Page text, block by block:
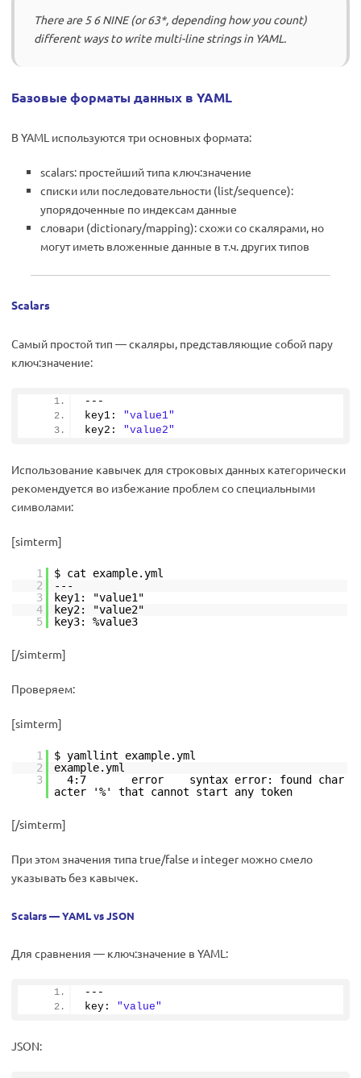
There are 5 6 NINE (or 63*, depending how you count)
different ways to write multi-line strings in YAML.
Базовые форматы данных в YAML
В YAML используются три основных формата:
scalars: простейший типа ключ:значение
списки или последовательности (list/sequence):
упорядоченные по индексам данные
словари (dictionary/mapping): схожи со скалярами, но
могут иметь вложенные данные в т.ч. других типов
Scalars
Самый простой тип — скаляры, представляющие собой пару
ключ:значение:
---
key1: "value1"
key2: "value2"
Использование кавычек для строковых данных категорически
рекомендуется во избежание проблем со специальными
символами:
[simterm]
1
$ cat example.yml
2
---
3
key1: "value1"
4
key2: "value2"
5
key3: %value3
[/simterm]
Проверяем:
[simterm]
1
$ yamllint example.yml
2
example.yml
3
4:7 error syntax error: found char
acter '%' that cannot start any token
[/simterm]
При этом значения типа true/false и integer можно смело
указывать без кавычек.
Scalars — YAML vs JSON
Для сравнения — ключ:значение в YAML:
---
key: "value"
JSON: